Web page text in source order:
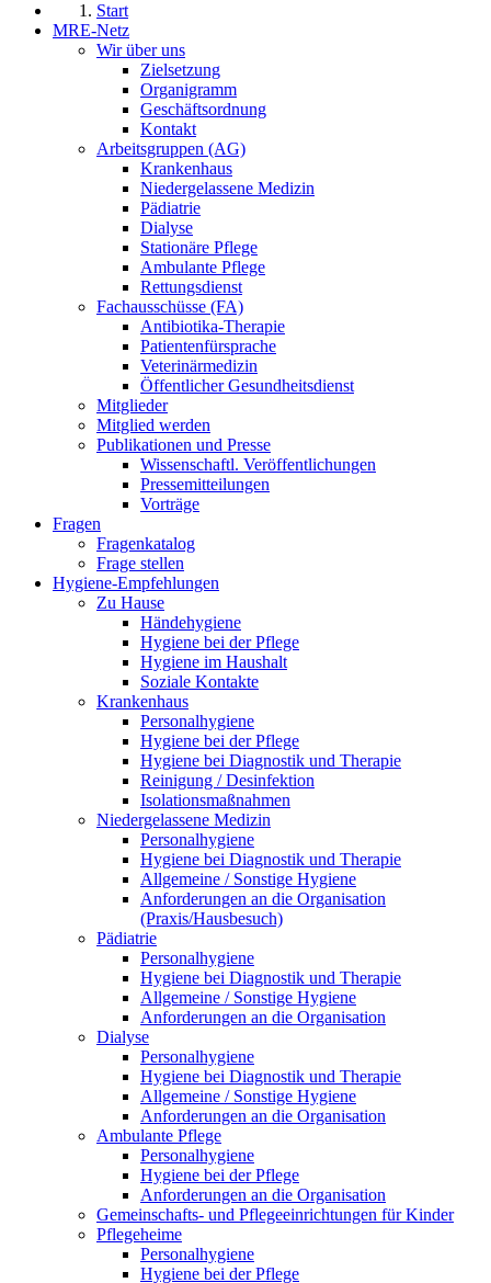
Start
MRE-Netz
Wir über uns
Zielsetzung
Organigramm
Geschäftsordnung
Kontakt
Arbeitsgruppen (AG)
Krankenhaus
Niedergelassene Medizin
Pädiatrie
Dialyse
Stationäre Pflege
Ambulante Pflege
Rettungsdienst
Fachausschüsse (FA)
Antibiotika-Therapie
Patientenfürsprache
Veterinärmedizin
Öffentlicher Gesundheitsdienst
Mitglieder
Mitglied werden
Publikationen und Presse
Wissenschaftl. Veröffentlichungen
Pressemitteilungen
Vorträge
Fragen
Fragenkatalog
Frage stellen
Hygiene-Empfehlungen
Zu Hause
Händehygiene
Hygiene bei der Pflege
Hygiene im Haushalt
Soziale Kontakte
Krankenhaus
Personalhygiene
Hygiene bei der Pflege
Hygiene bei Diagnostik und Therapie
Reinigung / Desinfektion
Isolationsmaßnahmen
Niedergelassene Medizin
Personalhygiene
Hygiene bei Diagnostik und Therapie
Allgemeine / Sonstige Hygiene
Anforderungen an die Organisation
(Praxis/Hausbesuch)
Pädiatrie
Personalhygiene
Hygiene bei Diagnostik und Therapie
Allgemeine / Sonstige Hygiene
Anforderungen an die Organisation
Dialyse
Personalhygiene
Hygiene bei Diagnostik und Therapie
Allgemeine / Sonstige Hygiene
Anforderungen an die Organisation
Ambulante Pflege
Personalhygiene
Hygiene bei der Pflege
Anforderungen an die Organisation
Gemeinschafts- und Pflegeeinrichtungen für Kinder
Pflegeheime
Personalhygiene
Hygiene bei der Pflege